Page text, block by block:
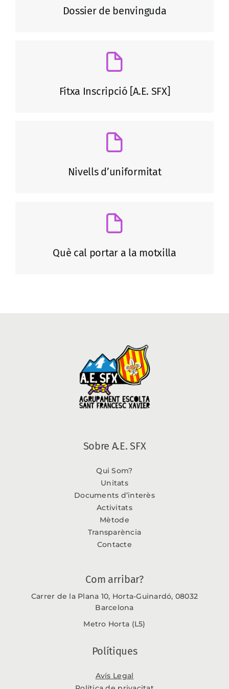
Dossier de benvinguda
Fitxa Inscripció [A.E. SFX]
Nivells d’uniformitat
Què cal portar a la motxilla
Sobre A.E. SFX
Qui Som?
Unitats
Documents d’interès
Activitats
Mètode
Transparència
Contacte
Com arribar?
Carrer de la Plana 10, Horta-Guinardó, 08032
Barcelona
Metro Horta (L5)
Polítiques
Avís Legal